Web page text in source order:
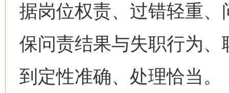
据岗位权责、过错轻重
保问责结果与失职行为
到定性准确、处理恰当。